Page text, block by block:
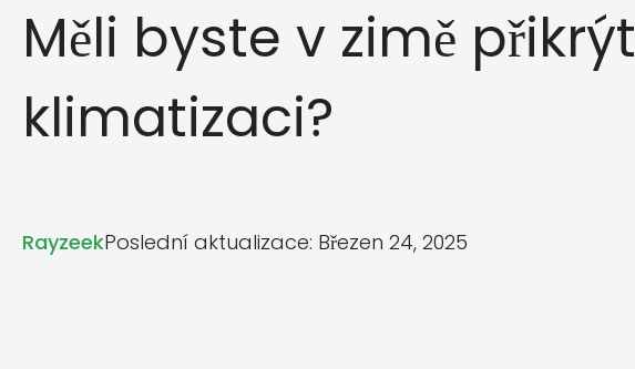
Měli byste v zimě přikrýt
klimatizaci?
RayzeekPoslední aktualizace: Březen 24, 2025